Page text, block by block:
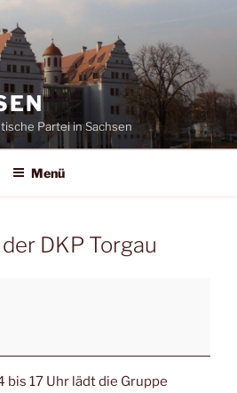
Partei in Sachsen
Menü
DKP Torgau
bis 17 Uhr lädt die Gruppe